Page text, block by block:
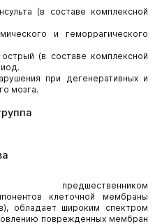
(в составе комплексной
и геморрагического
(в составе комплексной
при дегенеративных и
мозга.
предшественником
клеточной мембраны
обладает широким спектром
поврежденных мембран